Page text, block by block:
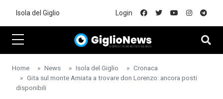
Isola del Giglio Login
Home News Isola del Giglio
Cronaca
Gita sul monte Amiata a trovare don Lorenzo: ancora posti
disponibili